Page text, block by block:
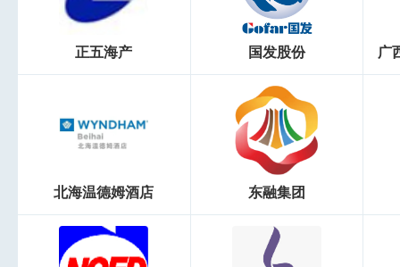
正五海产 国发股份 广
北海温德姆酒店 东融集团